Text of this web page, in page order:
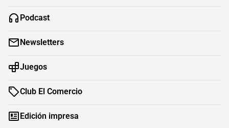
Podcast
Newsletters
Juegos
Club El Comercio
Edición impresa